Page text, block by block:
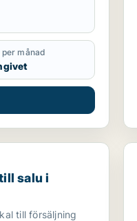
per månad
i Stockholms län
salu i
till försäljning